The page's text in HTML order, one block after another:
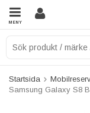
MENY
Startsida
Samsung Galaxy S8